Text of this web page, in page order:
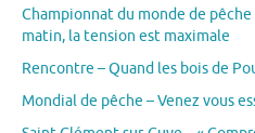
Championnat du monde de pêche
matin, la tension est maximale
Rencontre – Quand les bois de
Mondial de pêche – Venez vous